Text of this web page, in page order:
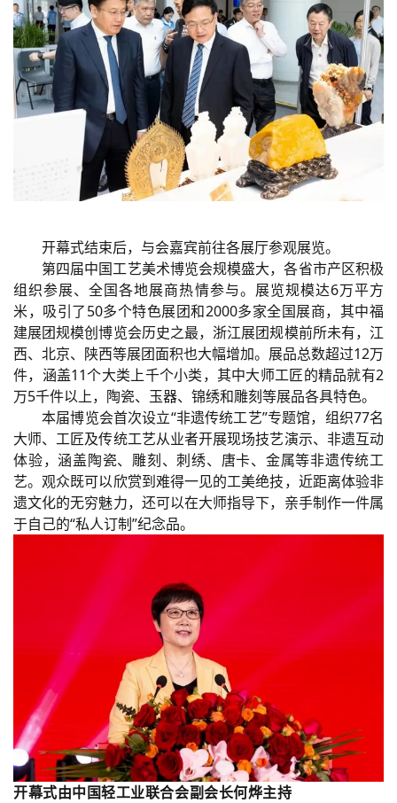
开幕式结束后，与会嘉宾前往各展厅参观展览。
第四届中国工艺美术博览会规模盛大，各省市产区积极
组织参展、全国各地展商热情参与。展览规模达6万平方
米，吸引了50多个特色展团和2000多家全国展商，其中福
建展团规模创博览会历史之最，浙江展团规模前所未有，江
西、北京、陕西等展团面积也大幅增加。展品总数超过12万
件，涵盖11个大类上千个小类，其中大师工匠的精品就有2
万5千件以上，陶瓷、玉器、锦绣和雕刻等展品各具特色。
本届博览会首次设立“非遗传统工艺”专题馆，组织77名
大师、工匠及传统工艺从业者开展现场技艺演示、非遗互动
体验，涵盖陶瓷、雕刻、刺绣、唐卡、金属等非遗传统工
艺。观众既可以欣赏到难得一见的工美绝技，近距离体验非
遗文化的无穷魅力，还可以在大师指导下，亲手制作一件属
于自己的“私人订制”纪念品。
开幕式由中国轻工业联合会副会长何烨主持